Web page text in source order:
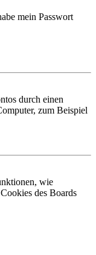
mein Passwort
durch einen
zum Beispiel
wie
des Boards